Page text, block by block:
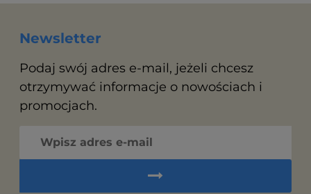
Newsletter
Podaj swój adres e-mail, jeżeli chcesz
otrzymywać informacje o nowościach i
promocjach.